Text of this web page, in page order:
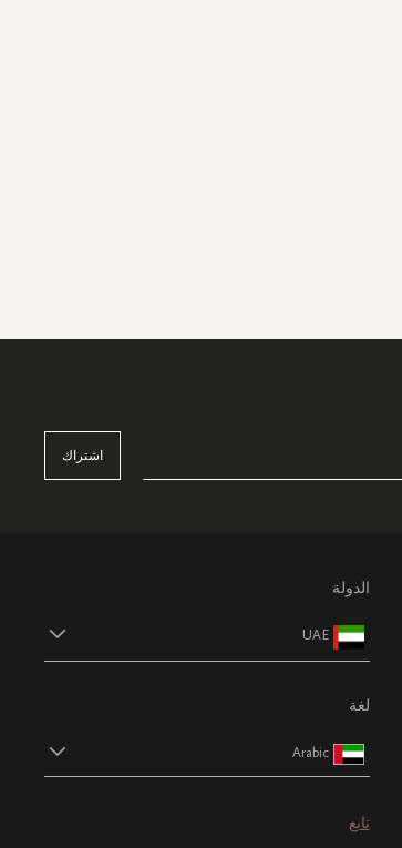
اشتراك
الدولة
UAE
لغة
Arabic
تابع